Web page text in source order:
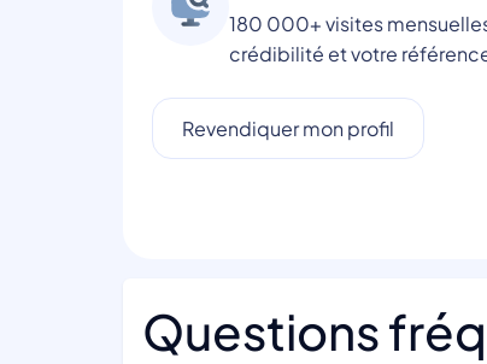
180 000+ visites
crédibilité et votre
Revendiquer mon profil
Questions